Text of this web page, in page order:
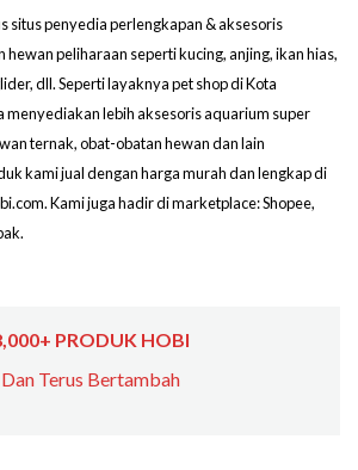
situs penyedia perlengkapan & aksesoris
peliharaan seperti kucing, anjing, ikan hias,
dll. Seperti layaknya pet shop di Kota
menyediakan lebih aksesoris aquarium super
ternak, obat-obatan hewan dan lain
kami jual dengan harga murah dan lengkap di
Kami juga hadir di marketplace: Shopee,
PRODUK HOBI
Dan Terus Bertambah